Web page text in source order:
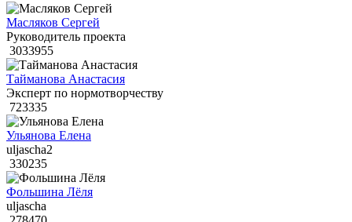
Масляков Сергей
Руководитель проекта
3033955
Тайманова Анастасия
Эксперт по нормотворчеству
723335
Ульянова Елена
uljascha2
330235
Фольшина Лёля
uljascha